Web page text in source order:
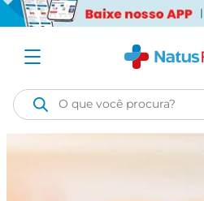
O que você procura?